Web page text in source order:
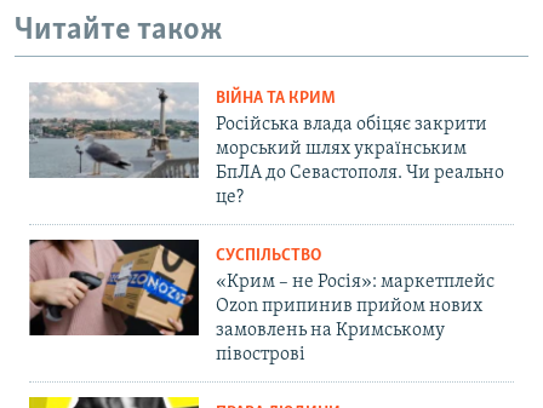
Читайте також
ВІЙНА ТА КРИМ
Російська влада обіцяє закрити
морський шлях українським
БпЛА до Севастополя. Чи реально
це?
СУСПІЛЬСТВО
«Крим – не Росія»: маркетплейс
Ozon припинив прийом нових
замовлень на Кримському
півострові